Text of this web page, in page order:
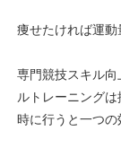
痩せたければ運動
専門競技スキル
ルトレーニング
時に行うと一つの